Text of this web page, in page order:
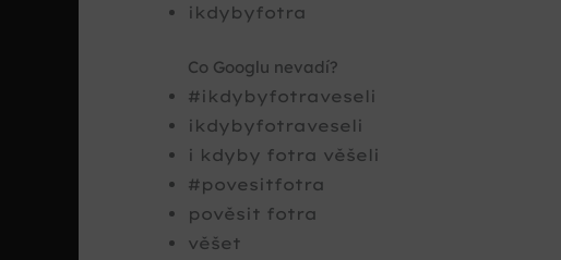
ikdybyfotra
Co Googlu nevadí?
#ikdybyfotraveseli
ikdybyfotraveseli
i kdyby fotra věšeli
#povesitfotra
pověsit fotra
věšet